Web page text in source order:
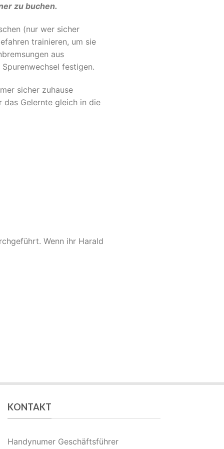
zu buchen.
(nur wer sicher
trainieren, um sie
aus
festigen.
sicher zuhause
das Gelernte gleich in die
Wenn ihr Harald
KONTAKT
Handynumer Geschäftsführer